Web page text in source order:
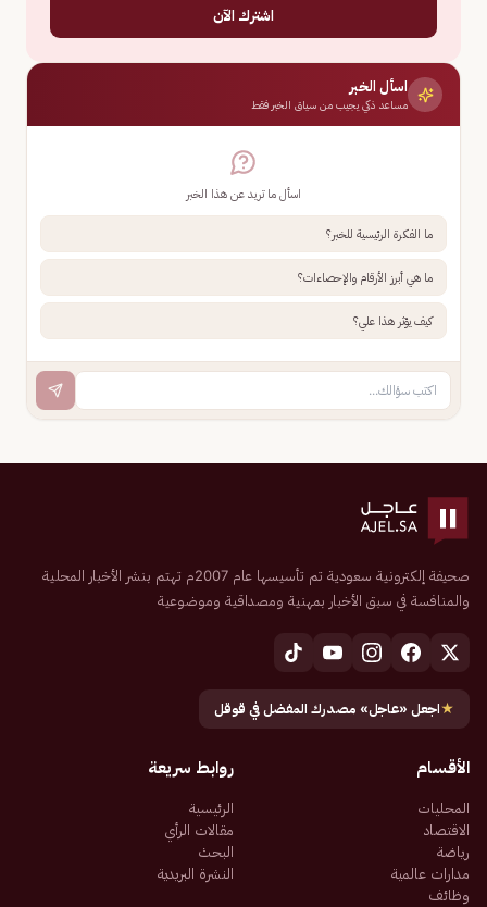
اشترك الآن
اسأل الخبر
مساعد ذكي يجيب من سياق الخبر فقط
اسأل ما تريد عن هذا الخبر
ما الفكرة الرئيسية للخبر؟
ما هي أبرز الأرقام والإحصاءات؟
كيف يؤثر هذا علي؟
صحيفة إلكترونية سعودية تم تأسيسها عام 2007م تهتم بنشر الأخبار المحلية
والمنافسة في سبق الأخبار بمهنية ومصداقية وموضوعية
★اجعل «عاجل» مصدرك المفضل في قوقل
الأقسام
المحليات
الاقتصاد
رياضة
مدارات عالمية
وظائف
روابط سريعة
الرئيسية
مقالات الرأي
البحث
النشرة البريدية